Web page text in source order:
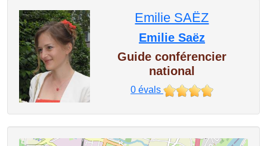
Emilie SAËZ
Emilie Saëz
Guide conférencier
national
0évals